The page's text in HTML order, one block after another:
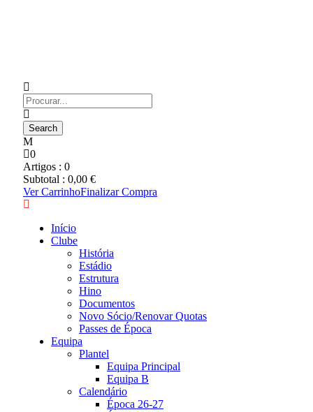
0
Artigos : 0
Subtotal : 0,00 €
Ver CarrinhoFinalizar Compra
Início
Clube
História
Estádio
Estrutura
Hino
Documentos
Novo Sócio/Renovar Quotas
Passes de Época
Equipa
Plantel
Equipa Principal
Equipa B
Calendário
Época 26-27